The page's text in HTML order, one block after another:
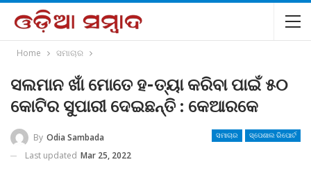
Home ସମାଚାର
ସଲମାନ ଖାଁ ମୋତେ ହ-ତ୍ୟା କରିବା ପାଇଁ ୫୦
କୋଟିର ସୁପାରୀ ଦେଇଛନ୍ତି : କେଆରକେ
ସମାଚାର ସ୍ପେଶାଲ ରିପୋର୍ଟ
By Odia Sambada
Last updated Mar 25, 2022